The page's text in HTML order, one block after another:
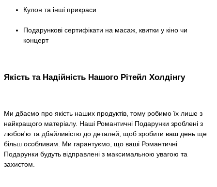
Кулон та інші прикраси
Подарункові сертифікати на масаж, квитки у кіно чи
концерт
Якість та Надійність Нашого Рітейл Холдінгу
Ми дбаємо про якість наших продуктів, тому робимо їх лише з
найкращого матеріалу. Наші Романтичні Подарунки зроблені з
любов'ю та дбайливістю до деталей, щоб зробити ваш день ще
більш особливим. Ми гарантуємо, що ваші Романтичні
Подарунки будуть відправлені з максимальною увагою та
захистом.